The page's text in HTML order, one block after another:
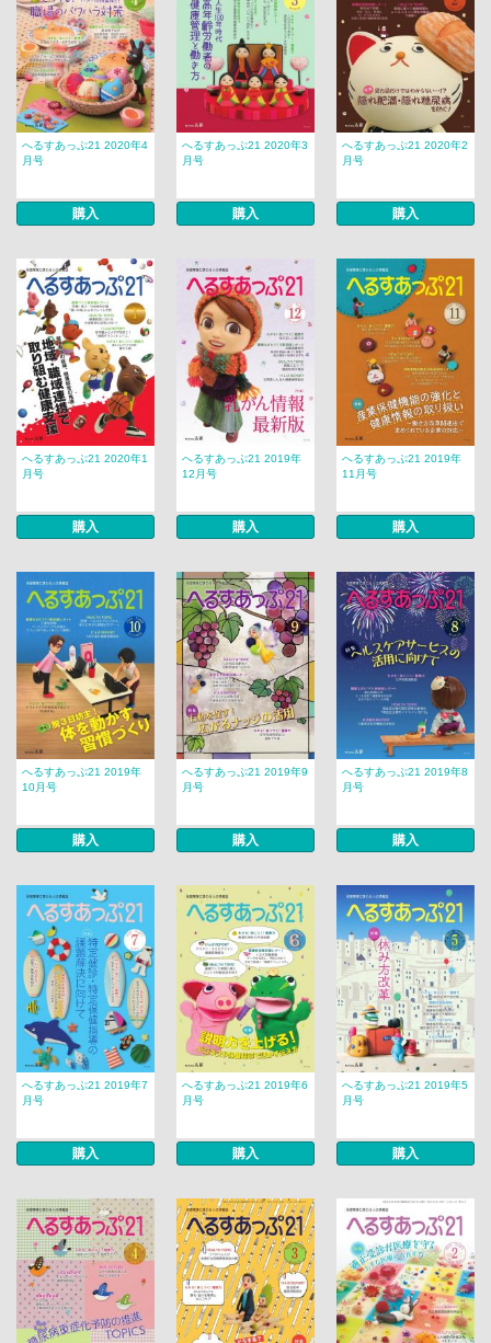
へるすあっぷ21 2020年4
月号
購入
へるすあっぷ21 2020年3
月号
購入
へるすあっぷ21 2020年2
月号
購入
へるすあっぷ21 2020年1
月号
購入
へるすあっぷ21 2019年
12月号
購入
へるすあっぷ21 2019年
11月号
購入
へるすあっぷ21 2019年
10月号
購入
へるすあっぷ21 2019年9
月号
購入
へるすあっぷ21 2019年8
月号
購入
へるすあっぷ21 2019年7
月号
購入
へるすあっぷ21 2019年6
月号
購入
へるすあっぷ21 2019年5
月号
購入